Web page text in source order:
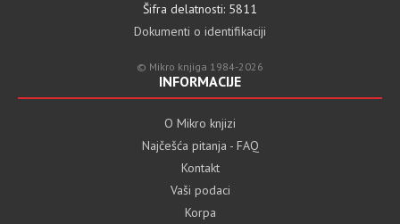
Šifra delatnosti: 5811
Dokumenti o identifikaciji
© Mikro knjiga 1984-2026
INFORMACIJE
O Mikro knjizi
Najčešća pitanja - FAQ
Kontakt
Vaši podaci
Korpa